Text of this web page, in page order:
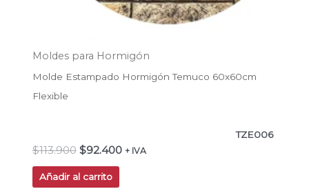
Moldes para Hormigón
Molde Estampado Hormigón Temuco 60x60cm
Flexible
TZE006
$113.900 $92.400 + IVA
Añadir al carrito